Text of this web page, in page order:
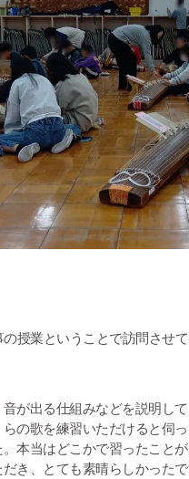
授業ということで訪問させて
が出る仕組みなどを説明し
の歌を練習いただけると伺
本当はどこかで習ったこと
き、とても素晴らしかったで